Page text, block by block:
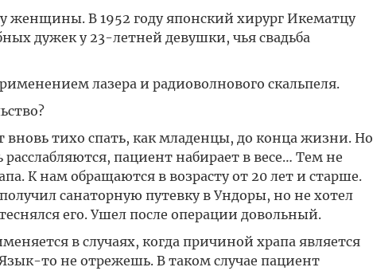
женщины. В 1952 году японский хирург Икематцу
дужек у 23-летней девушки, чья свадьба
лазера и радиоволнового скальпеля.
тихо спать, как младенцы, до конца жизни. Но
пациент набирает в весе… Тем не
К нам обращаются в возрасту от 20 лет и старше.
санаторную путевку в Ундоры, но не хотел
его. Ушел после операции довольный.
в случаях, когда причиной храпа является
то не отрежешь. В таком случае пациент